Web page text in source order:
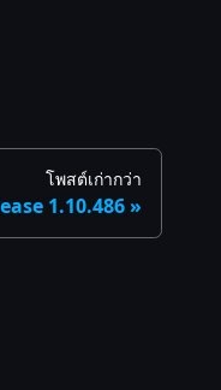
โพสต์เก่ากว่า
1.10.486